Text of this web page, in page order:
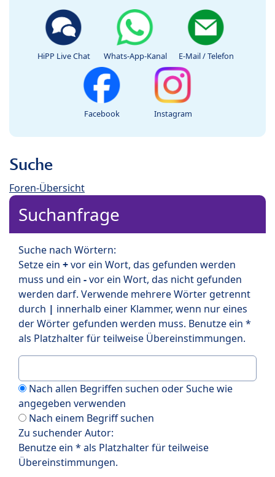
HiPP Live Chat Whats-App-Kanal E-Mail / Telefon
Facebook Instagram
Suche
Foren-Übersicht
Suchanfrage
Suche nach Wörtern:
Setze ein +vor ein Wort, das gefunden werden
muss und ein -vor ein Wort, das nicht gefunden
werden darf. Verwende mehrere Wörter getrennt
durch | innerhalb einer Klammer, wenn nur eines
der Wörter gefunden werden muss. Benutze ein *
als Platzhalter für teilweise Übereinstimmungen.
Nach allen Begriffen suchen oder Suche wie
angegeben verwenden
Nach einem Begriff suchen
Zu suchender Autor:
Benutze ein * als Platzhalter für teilweise
Übereinstimmungen.